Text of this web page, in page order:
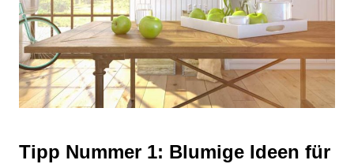
Tipp Nummer 1: Blumige Ideen für